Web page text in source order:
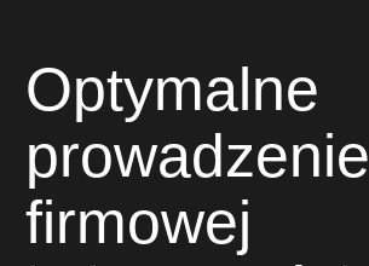
Optymalne
prowadzenie
firmowej